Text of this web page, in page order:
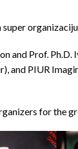
organizaciju
and Prof.
and PIUR
for the